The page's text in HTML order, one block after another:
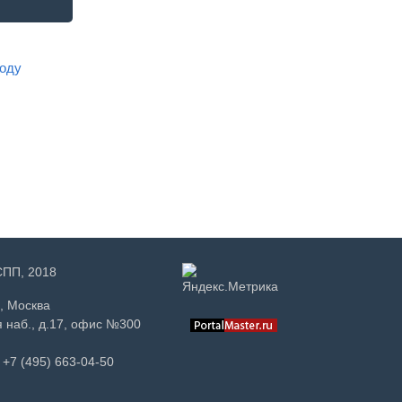
2018
Москва
наб., д.17, офис №300
(495) 663-04-50